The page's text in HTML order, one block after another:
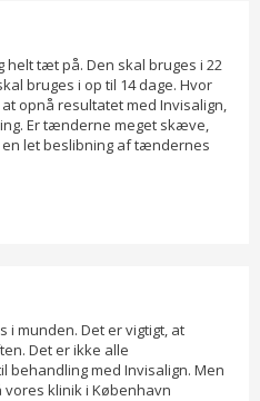
helt tæt på. Den skal bruges i 22
bruges i op til 14 dage. Hvor
opnå resultatet med Invisalign,
Er tænderne meget skæve,
let beslibning af tændernes
i munden. Det er vigtigt, at
Det er ikke alle
behandling med Invisalign. Men
klinik i København​